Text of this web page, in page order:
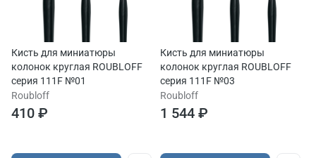
Кисть для миниатюры
колонок круглая ROUBLOFF
серия 111F №01
Roubloff
410 ₽
Кисть для миниатюры
колонок круглая ROUBLOFF
серия 111F №03
Roubloff
1 544 ₽